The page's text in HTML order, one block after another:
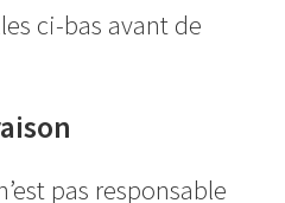
ci-bas avant de
pas responsable